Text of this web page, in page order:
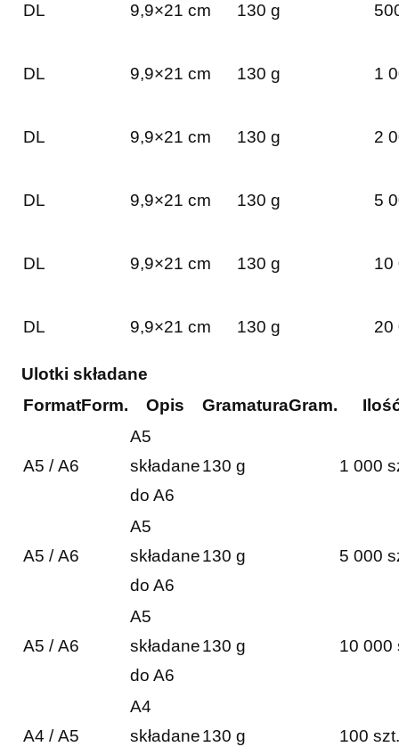
DL 9,9×21 cm 130 g
DL 9,9×21 cm 130 g 1
DL 9,9×21 cm 130 g 2
DL 9,9×21 cm 130 g 5
DL 9,9×21 cm 130 g 10
DL 9,9×21 cm 130 g 20
Ulotki składane
FormatForm. Opis GramaturaGram.
A5 / A6
A5
składane
do A6
130 g 1 000
A5 / A6
A5
składane
do A6
130 g 5 000
A5 / A6
A5
składane
do A6
130 g 10 000
A4 / A5
A4
składane130 g 100 szt.